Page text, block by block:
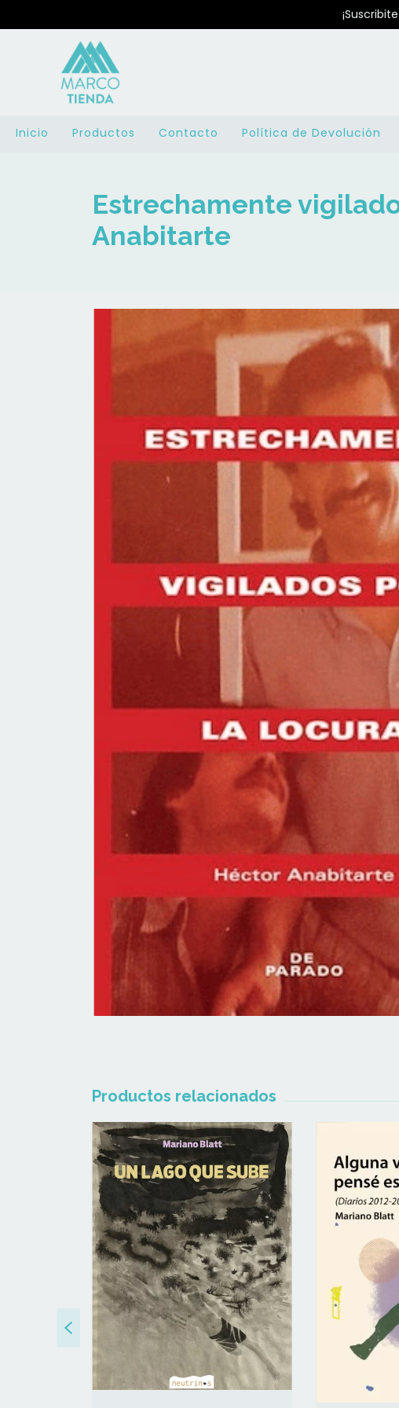
Inicio Productos Contacto Política de Devolución
Estrechamente
Anabitarte
Productos relacionados